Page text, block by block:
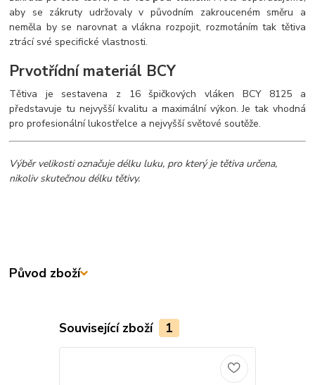
aby se zákruty udržovaly v původním zakrouceném směru a
neměla by se narovnat a vlákna rozpojit, rozmotáním tak tětiva
ztrácí své specifické vlastnosti.
Prvotřídní materiál BCY
Tětiva je sestavena z 16 špičkových vláken BCY 8125 a
představuje tu nejvyšší kvalitu a maximální výkon. Je tak vhodná
pro profesionální lukostřelce a nejvyšší světové soutěže.
Výběr velikosti označuje délku luku, pro který je tětiva určena,
nikoliv skutečnou délku tětivy.
Původ zboží
Související zboží 1